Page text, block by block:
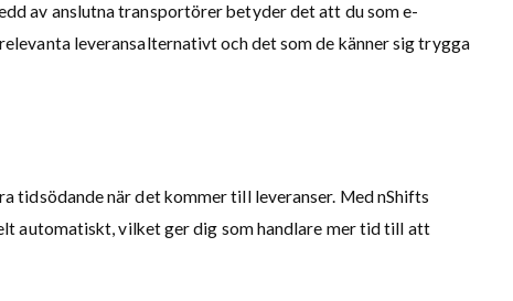
av anslutna transportörer betyder det att du som e-
leveransalternativt och det som de känner sig trygga
tidsödande när det kommer till leveranser. Med nShifts
automatiskt, vilket ger dig som handlare mer tid till att